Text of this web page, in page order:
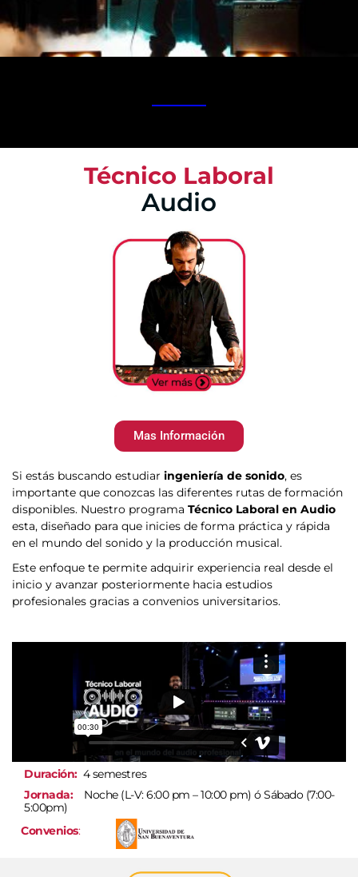
Técnico Laboral
Audio
Mas Información
Si estás buscando estudiar ingeniería de sonido, es
importante que conozcas las diferentes rutas de formación
disponibles. Nuestro programa Técnico Laboral en Audio
esta, diseñado para que inicies de forma práctica y rápida
en el mundo del sonido y la producción musical.
Este enfoque te permite adquirir experiencia real desde el
inicio y avanzar posteriormente hacia estudios
profesionales gracias a convenios universitarios.
Duración: 4 semestres
Jornada:
Noche (L-V: 6:00 pm – 10:00 pm) ó Sábado (7:00-
5:00pm)
Convenios: